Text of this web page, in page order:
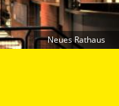
Neues Rathaus